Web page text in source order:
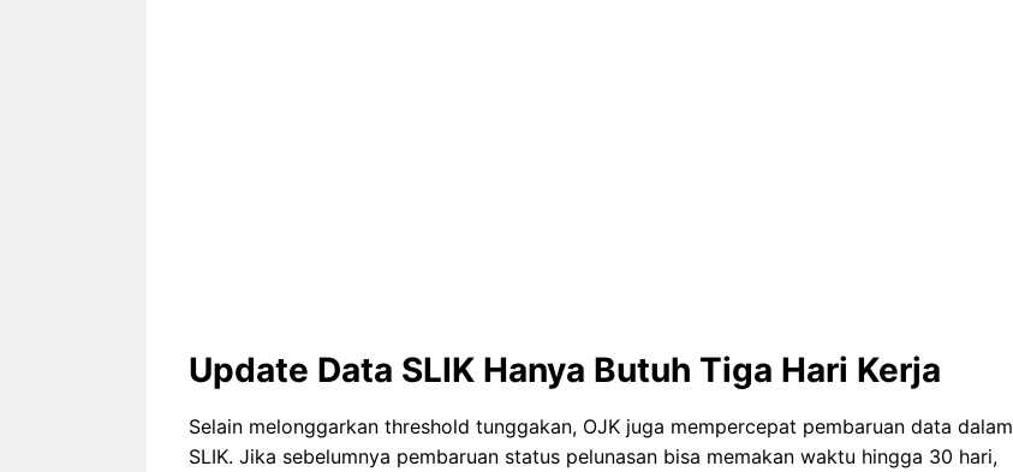
Update Data SLIK Hanya Butuh Tiga Hari Kerja
Selain melonggarkan threshold tunggakan, OJK juga mempercepat pembaruan data dalam
SLIK. Jika sebelumnya pembaruan status pelunasan bisa memakan waktu hingga 30 hari,